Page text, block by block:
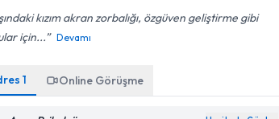
kızım akran zorbalığı, özgüven geliştirme gibi
için...
Devamı
1 Online Görüşme